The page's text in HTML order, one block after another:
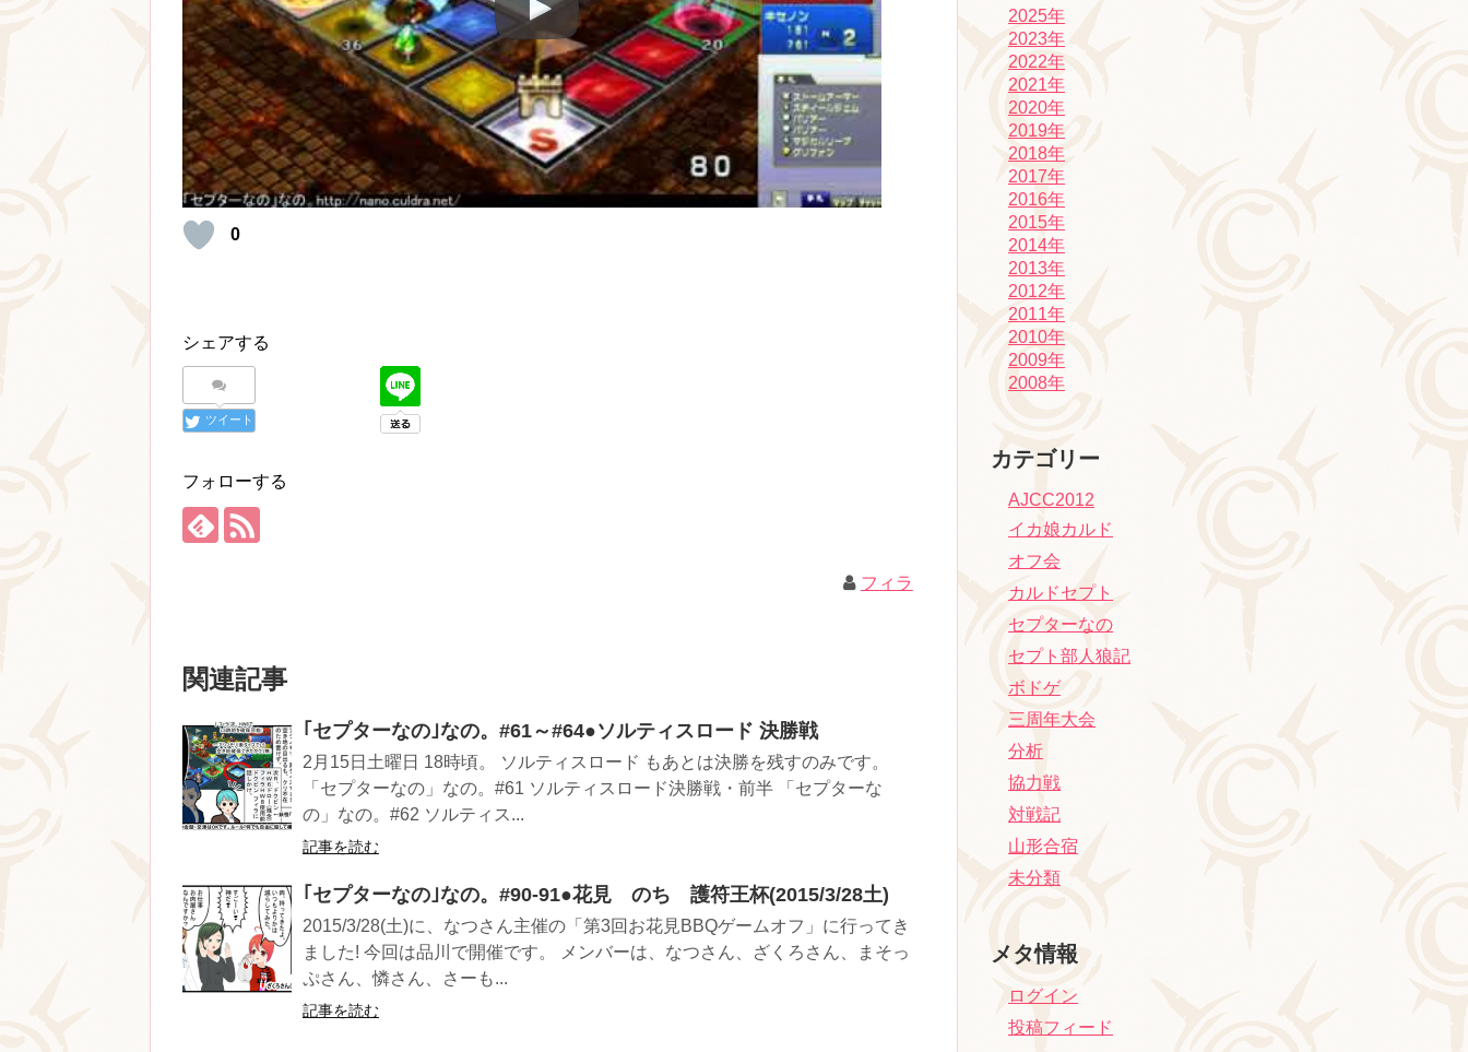
0
シェアする
ツイート
フォローする
フィラ
関連記事
｢セプターなの｣なの。#61～#64●ソルティスロード 決勝戦
2月15日土曜日 18時頃。 ソルティスロード もあとは決勝を残すのみです。
「セプターなの」なの。#61 ソルティスロード決勝戦・前半 「セプターな
の」なの。#62 ソルティス...
記事を読む
｢セプターなの｣なの。#90-91●花見 のち 護符王杯(2015/3/28土)
2015/3/28(土)に、なつさん主催の「第3回お花見BBQゲームオフ」に行ってき
ました! 今回は品川で開催です。 メンバーは、なつさん、ざくろさん、まそっ
ぷさん、憐さん、さーも...
記事を読む
2025年
2023年
2022年
2021年
2020年
2019年
2018年
2017年
2016年
2015年
2014年
2013年
2012年
2011年
2010年
2009年
2008年
カテゴリー
AJCC2012
イカ娘カルド
オフ会
カルドセプト
セプターなの
セプト部人狼記
ボドゲ
三周年大会
分析
協力戦
対戦記
山形合宿
未分類
メタ情報
ログイン
投稿フィード